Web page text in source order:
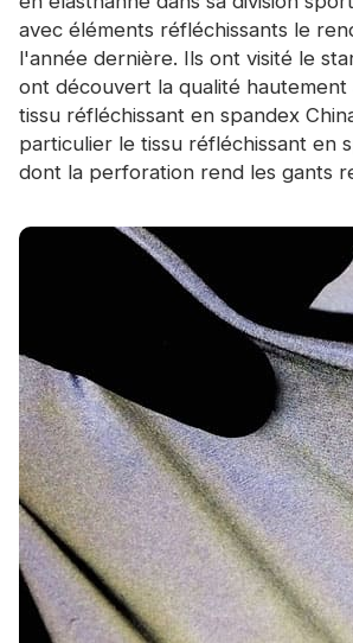
avec éléments réfléchissants le
l'année dernière. Ils ont visité le
ont découvert la qualité
tissu réfléchissant en spandex
particulier le tissu réfléchissant en
dont la perforation rend les gants